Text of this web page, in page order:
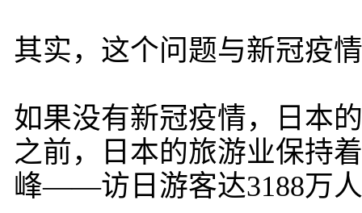
其实，这个问题与新冠疫
如果没有新冠疫情，日本
之前，日本的旅游业保持
峰——访日游客达3188万